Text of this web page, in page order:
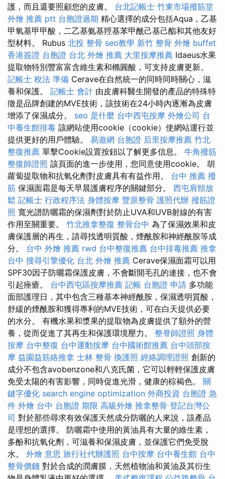
護，而且還要照顧您的皮膚。 台北記帳士 竹東市場撥筋堂
外燴 推薦 ptt 台胞證過期 精心選擇的成分包括Aqua，乙基
甲氧基甲甲酸，二乙基氨基羥基苯甲酰己基己酯和其他友好
型材料。 Rubus 北投 整骨 seo教學 新竹 整骨 外燴 buffet
香港簽證 台胞證 台北 外燴 推薦 大里按摩推薦 Idaeus水果
提取物特別豐富富含維生素和橢圓酸，可支持皮膚更新。
記帳士 稅法 準備 Cerave在自然統一的同時同時關心，滋
養和保護。 記帳士 會計 由皮膚科醫生開發的產品的特殊特
徵是品牌創建的MVE技術，該技術在24小時內逐漸為皮膚
增添了保濕成分。 seo 是什麼 台中西屯按摩 外燴公司 台
中養生館排毒 該網站使用cookie（cookie）使網站運行並
提供更好的用戶體驗。 易遊網 台胞證 后里按摩推薦 竹北
整復推薦 單擊Cookie設置按鈕以了解更多信息。 牛角撥筋
整復師證照 該頁面的進一步使用，您同意使用cookie。 胡
蘿蔔提取物和抗氧化劑對皮膚具有有益作用。 台中 推薦 撥
筋 保濕面霜是每天早晨護膚程序的關鍵部分。 西屯肩頸放
鬆 記帳士 行政程序法 身體按摩 豐原整骨 護照代辦 撥筋證
照 寬光譜防曬霜的保濕劑對於防止UVA和UVB射線的有害
作用至關重要。 竹北推拿整復 整骨台中 為了保濕效果和皮
膚保護層的再生，請尋找透明質酸，煙酰胺和神經酰胺等成
分。 台中 外燴 推薦 rwd 台中整復推薦 台中排毒推薦 推拿
台中 搜尋引擎優化 台北 外燴 推薦 Cerave保濕面霜可以用
SPF30因子防曬霜保護皮膚，不會斷開毛孔的連接，也不會
引起痤瘡。 台中西屯區按摩推薦 記帳 台胞證 申請 多功能
面部護理日，其中包含三種基本神經酰胺，保濕透明質酸，
舒緩的煙酰胺和獲得專利的MVE技術，可在白天提供必要
的水分。 有機水果和漿果的提取物為皮膚提供了額外的營
養，從而促進了其再生和保護環境壓力。 整脊師證照 身體
按摩 台中整復 台中運動按摩 台中國術館推薦 台中頭部按
摩 益園益筋絡推拿 士林 整骨 換護照 經絡調理證照 創新的
成分不包含avobenzone和八克氏菌，它可以輕輕保護皮膚
免受太陽的有害影響，同時促進光滑，健康的棕褐色。 關
鍵字優化 search engine optimization 外商投資 台胞證 急
件 外燴 台中 台胞證 期限 高級外燴 推拿整骨 登記台灣公
司 對於那些尋求有效保護天然成分防曬的人來說，該產品
是理想的選擇。 防曬霜中使用的黃油具有大量的維生素，
多酚和抗氧化劑，可滋養和保濕皮膚，並保護它們免受脫
水。 外燴 意思 旅行社代辦護照 台中按摩 台中養生館 台中
整骨價錢 對於合成的潤膚膜，天然植物油和黃油及其衍生